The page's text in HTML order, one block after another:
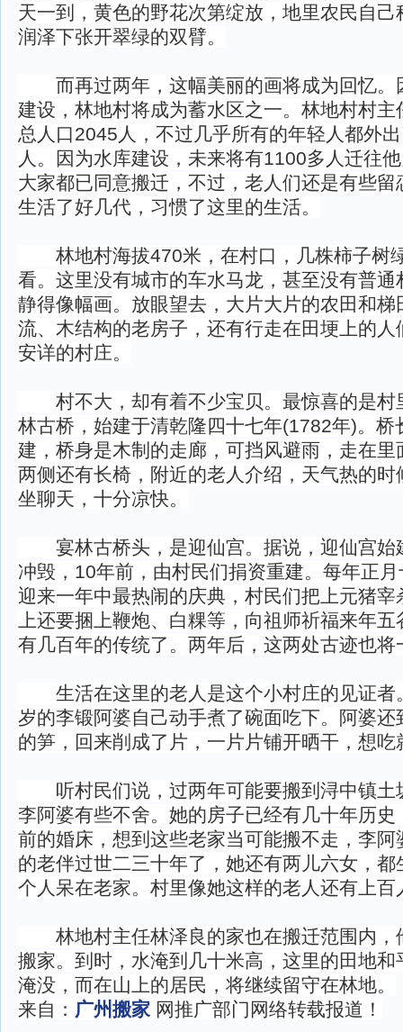
天一到，黄色的野花次第绽放，地里农民自
润泽下张开翠绿的双臂。
而再过两年，这幅美丽的画将成为回忆。
建设，林地村将成为蓄水区之一。林地村村
总人口2045人，不过几乎所有的年轻人都外
人。因为水库建设，未来将有1100多人迁往
大家都已同意搬迁，不过，老人们还是有些
生活了好几代，习惯了这里的生活。
林地村海拔470米，在村口，几株柿子树
看。这里没有城市的车水马龙，甚至没有普
静得像幅画。放眼望去，大片大片的农田和梯
流、木结构的老房子，还有行走在田埂上的
安详的村庄。
村不大，却有着不少宝贝。最惊喜的是
林古桥，始建于清乾隆四十七年(1782年)。桥
建，桥身是木制的走廊，可挡风避雨，走在
两侧还有长椅，附近的老人介绍，天气热的
坐聊天，十分凉快。
宴林古桥头，是迎仙宫。据说，迎仙宫始
冲毁，10年前，由村民们捐资重建。每年正
迎来一年中最热闹的庆典，村民们把上元猪
上还要捆上鞭炮、白粿等，向祖师祈福来年
有几百年的传统了。两年后，这两处古迹也将
生活在这里的老人是这个小村庄的见证者
岁的李锻阿婆自己动手煮了碗面吃下。阿婆
的笋，回来削成了片，一片片铺开晒干，想
听村民们说，过两年可能要搬到浔中镇土
李阿婆有些不舍。她的房子已经有几十年历
前的婚床，想到这些老家当可能搬不走，李
的老伴过世二三十年了，她还有两儿六女，
个人呆在老家。村里像她这样的老人还有上百
林地村主任林泽良的家也在搬迁范围内，
搬家。到时，水淹到几十米高，这里的田地
淹没，而在山上的居民，将继续留守在林地。
来自： 广州搬家 网推广部门网络转载报道！